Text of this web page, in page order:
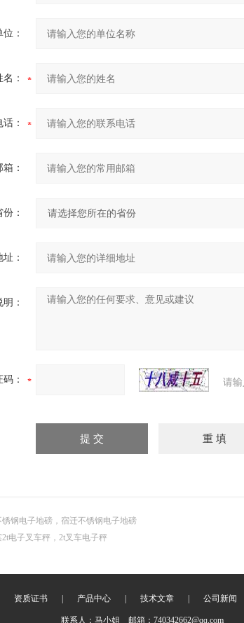
：
：
：
：
份：
：
：
： 请
锈钢电子地磅，宿迁不锈钢电子地磅
电子叉车秤，2t叉车电子秤
资质证书 产品中心 技术文章 公司新闻
联系人：马小姐 邮箱：740342662@qq.com